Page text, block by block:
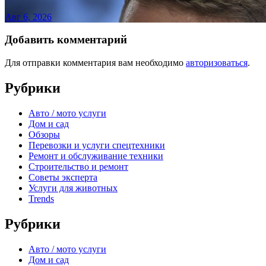
Авг 6, 2026
Добавить комментарий
Для отправки комментария вам необходимо авторизоваться.
Рубрики
Авто / мото услуги
Дом и сад
Обзоры
Перевозки и услуги спецтехники
Ремонт и обслуживание техники
Строительство и ремонт
Советы эксперта
Услуги для животных
Trends
Рубрики
Авто / мото услуги
Дом и сад